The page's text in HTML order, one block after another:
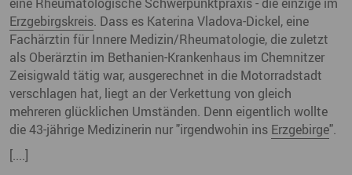
Erzgebirgskreis. Dass es Katerina Vladova-Dickel, eine
Fachärztin für Innere Medizin/Rheumatologie, die zuletzt
als Oberärztin im Bethanien-Krankenhaus im Chemnitzer
Zeisigwald tätig war, ausgerechnet in die Motorradstadt
verschlagen hat, liegt an der Verkettung von gleich
mehreren glücklichen Umständen. Denn eigentlich wollte
die 43-jährige Medizinerin nur "irgendwohin ins Erzgebirge".
[....]